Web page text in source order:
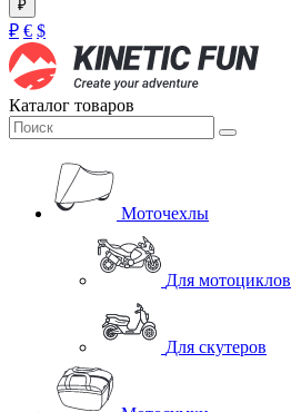
₽
₽ € $
Каталог товаров
Моточехлы
Для мотоциклов
Для скутеров